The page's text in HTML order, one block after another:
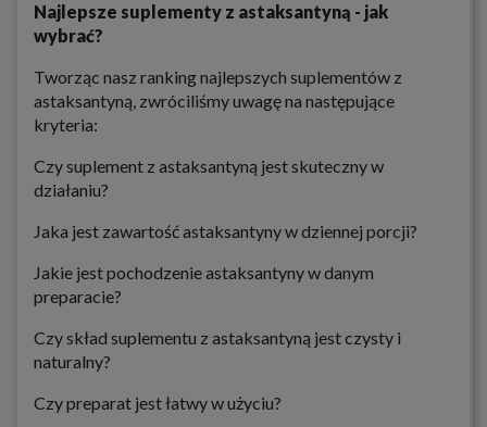
Najlepsze suplementy z astaksantyną - jak
wybrać?
Tworząc nasz ranking najlepszych suplementów z
astaksantyną, zwróciliśmy uwagę na następujące
kryteria:
Czy suplement z astaksantyną jest skuteczny w
działaniu?
Jaka jest zawartość astaksantyny w dziennej porcji?
Jakie jest pochodzenie astaksantyny w danym
preparacie?
Czy skład suplementu z astaksantyną jest czysty i
naturalny?
Czy preparat jest łatwy w użyciu?